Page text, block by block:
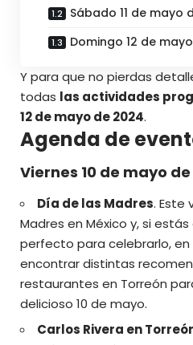
Sábado 11 de mayo
Domingo 12 de
Y para que no pierdas
todas las actividades
12 de mayo de 2024.
Agenda de
Viernes 10 de mayo
Día de las Madres. Este
Madres en México y, si
perfecto para celebrarlo,en
encontrar distintas
restaurantes en Torreón
delicioso 10 de mayo.
Carlos Rivera en